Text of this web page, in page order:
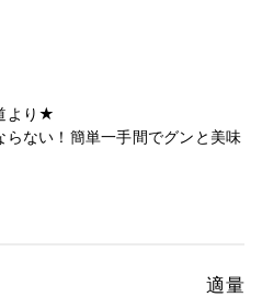
より★
ない！簡単一手間でグンと美味
適量